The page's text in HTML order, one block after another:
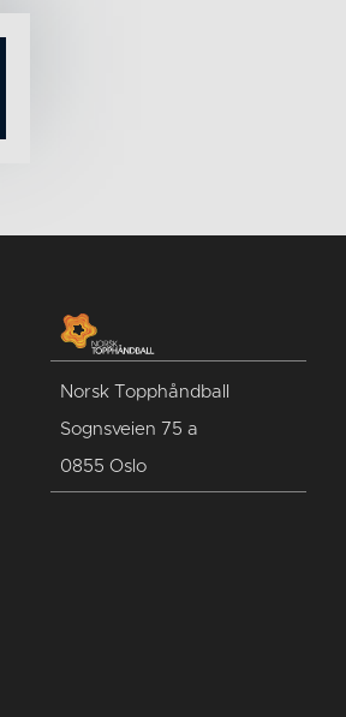
Norsk Topphåndball
Sognsveien 75 a
0855 Oslo